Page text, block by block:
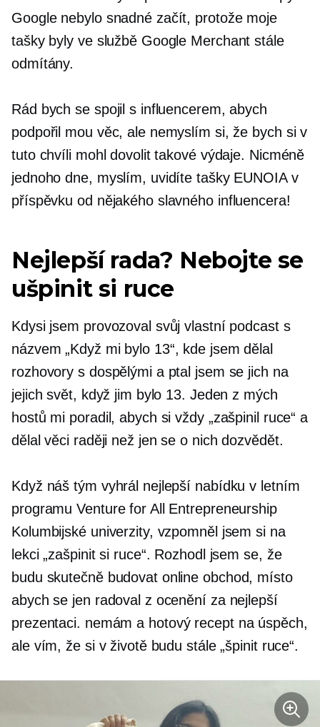
Google nebylo snadné začít, protože moje
tašky byly ve službě Google Merchant stále
odmítány.
Rád bych se spojil s influencerem, abych
podpořil mou věc, ale nemyslím si, že bych si v
tuto chvíli mohl dovolit takové výdaje. Nicméně
jednoho dne, myslím, uvidíte tašky EUNOIA v
příspěvku od nějakého slavného influencera!
Nejlepší rada? Nebojte se
ušpinit si ruce
Kdysi jsem provozoval svůj vlastní podcast s
názvem „Když mi bylo 13“, kde jsem dělal
rozhovory s dospělými a ptal jsem se jich na
jejich svět, když jim bylo 13. Jeden z mých
hostů mi poradil, abych si vždy „zašpinil ruce“ a
dělal věci raději než jen se o nich dozvědět.
Když náš tým vyhrál nejlepší nabídku v letním
programu Venture for All Entrepreneurship
Kolumbijské univerzity, vzpomněl jsem si na
lekci „zašpinit si ruce“. Rozhodl jsem se, že
budu skutečně budovat online obchod, místo
abych se jen radoval z ocenění za nejlepší
prezentaci. nemám a hotovýrecept na úspěch,
ale vím, že si v životě budu stále „špinit ruce“.